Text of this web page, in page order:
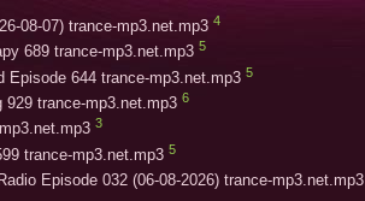
08-07) trance-mp3.net.mp3 4
689 trance-mp3.net.mp3 5
Episode 644 trance-mp3.net.mp3 5
trance-mp3.net.mp3 6
3
trance-mp3.net.mp3 5
Episode 032 (06-08-2026) trance-mp3.net.mp3